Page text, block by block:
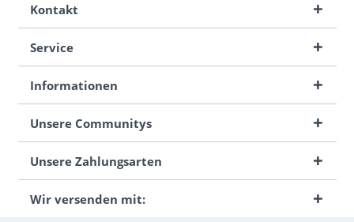
Kontakt
Service
Informationen
Unsere Communitys
Unsere Zahlungsarten
Wir versenden mit: